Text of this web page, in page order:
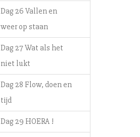
Dag 26 Vallen en
weer op staan
Dag 27 Wat als het
niet lukt
Dag 28 Flow, doen en
tijd
Dag 29 HOERA !